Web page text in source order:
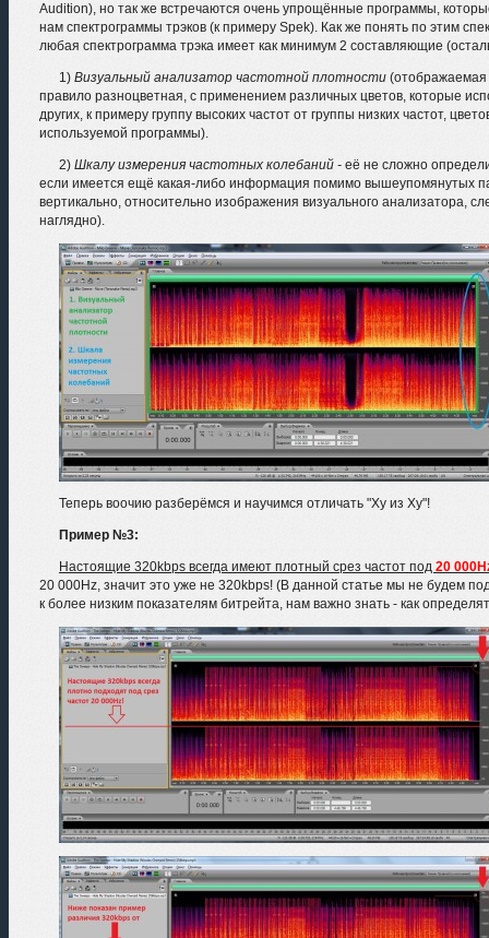
Audition), но так же встречаются очень упрощённые программы,
нам спектрограммы трэков (к примеру Spek). Как же понять по этим
любая спектрограмма трэка имеет как минимум 2 составляющие
1) Визуальный анализатор частотной плотности (отображаемая
правило разноцветная, с применением различных цветов, которые
других, к примеру группу высоких частот от группы низких частот,
используемой программы).
2) Шкалу измерения частотных колебаний - её не сложно
если имеется ещё какая-либо информация помимо вышеупомянутых
вертикально, относительно изображения визуального анализатора,
наглядно).
Теперь воочию разберёмся и научимся отличать "Ху из Ху"!
Пример №3:
Настоящие 320kbps всегда имеют плотный срез частот под 20
20 000Hz, значит это уже не 320kbps! (В данной статье мы не будем
к более низким показателям битрейта, нам важно знать - как